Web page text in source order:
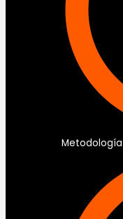
Metodología